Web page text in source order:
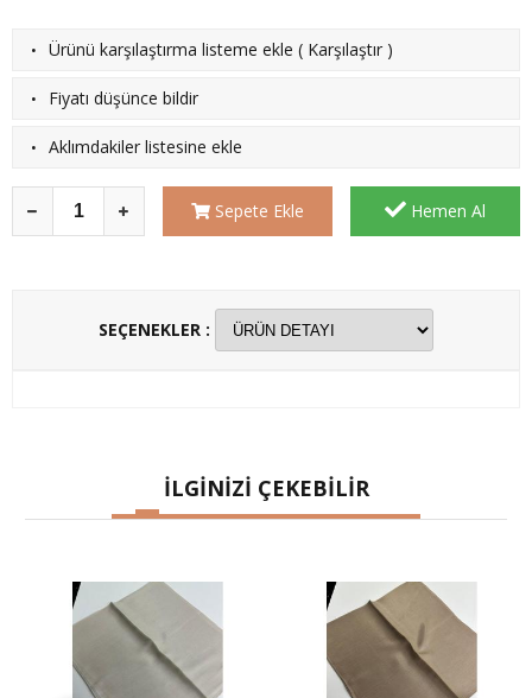
· Ürünü karşılaştırma listeme ekle ( Karşılaştır )
· Fiyatı düşünce bildir
· Aklımdakiler listesine ekle
Sepete Ekle Hemen Al
SEÇENEKLER :
İLGİNİZİ ÇEKEBİLİR